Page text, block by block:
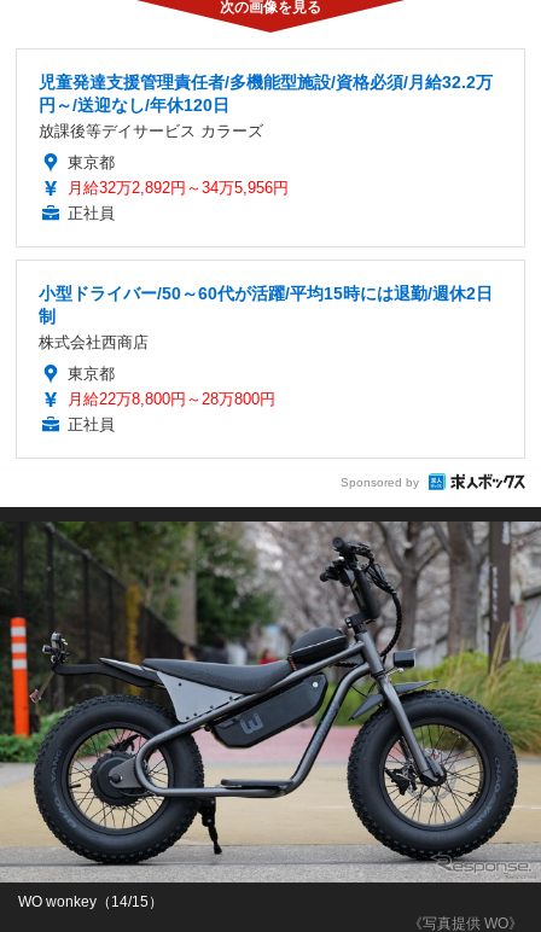
児童発達支援管理責任者/多機能型施設/資格必須/月給32.2万
円～/送迎なし/年休120日
放課後等デイサービス カラーズ
東京都
月給32万2,892円～34万5,956円
正社員
小型ドライバー/50～60代が活躍/平均15時には退勤/週休2日
制
株式会社西商店
東京都
月給22万8,800円～28万800円
正社員
Sponsored by
《写真提供 WO》
WO wonkey（14/15）